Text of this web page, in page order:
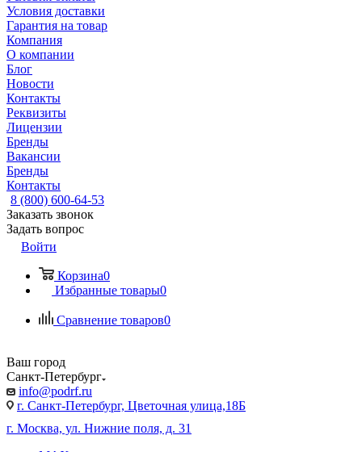
Условия доставки
Гарантия на товар
Компания
О компании
Блог
Новости
Контакты
Реквизиты
Лицензии
Бренды
Вакансии
Бренды
Контакты
8 (800) 600-64-53
Заказать звонок
Задать вопрос
Войти
Корзина0
Избранные товары0
Сравнение товаров0
Ваш город
Санкт-Петербург
info@podrf.ru
г. Санкт-Петербург, Цветочная улица,18Б
г. Москва, ул. Нижние поля, д. 31